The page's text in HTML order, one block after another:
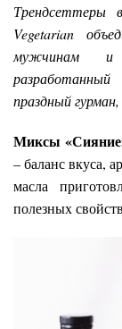
Трендсеттеры
Vegetarian
мужчинам и
праздный
Миксы
– баланс вкуса,
масла
полезных